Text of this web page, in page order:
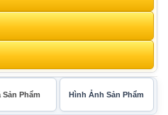
Sản Phẩm Hình Ảnh Sản Phẩm